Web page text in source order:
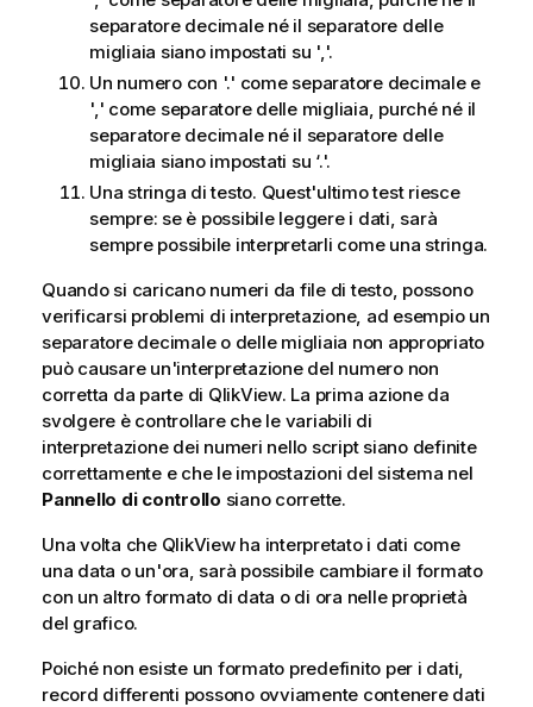
separatore decimale né il separatore delle
migliaia siano impostati su ','.
Un numero con '.' come separatore decimale e
',' come separatore delle migliaia, purché né il
separatore decimale né il separatore delle
migliaia siano impostati su ‘.'.
Una stringa di testo. Quest'ultimo test riesce
sempre: se è possibile leggere i dati, sarà
sempre possibile interpretarli come una stringa.
Quando si caricano numeri da file di testo, possono
verificarsi problemi di interpretazione, ad esempio un
separatore decimale o delle migliaia non appropriato
può causare un'interpretazione del numero non
corretta da parte di QlikView. La prima azione da
svolgere è controllare che le variabili di
interpretazione dei numeri nello script siano definite
correttamente e che le impostazioni del sistema nel
Pannello di controllo siano corrette.
Una volta che QlikViewha interpretato i dati come
una data o un'ora, sarà possibile cambiare il formato
con un altro formato di data o di ora nelle proprietà
del grafico.
Poiché non esiste un formato predefinito per i dati,
record differenti possono ovviamente contenere dati